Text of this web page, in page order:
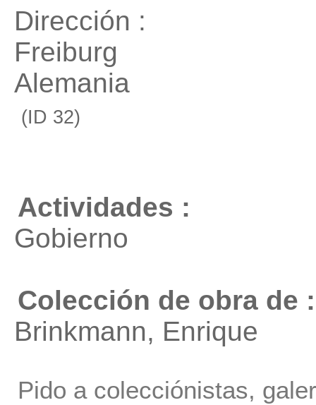
Dirección :
Freiburg
Alemania
(ID 32)
Actividades :
Gobierno
Colección de obra de :
Brinkmann, Enrique
Pido a colecciónistas,